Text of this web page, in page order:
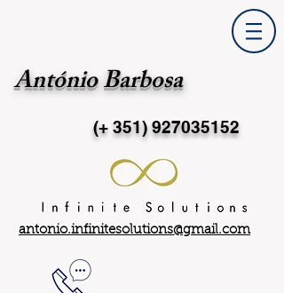
António Barbosa
(+ 351)927035152
antonio.infinitesolutions@gmail.com